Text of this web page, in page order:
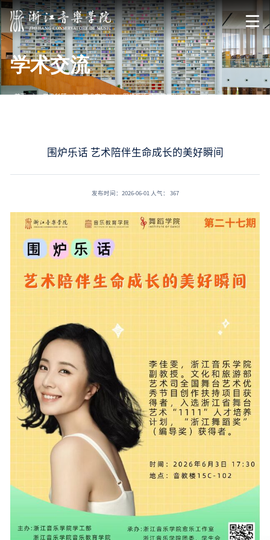
首页 学术科研 学术交流 围炉乐话 艺术陪伴生命成长的美好瞬间
学术交流
围炉乐话 艺术陪伴生命成长的美好瞬间
发布时间：2026-06-01 人气： 367